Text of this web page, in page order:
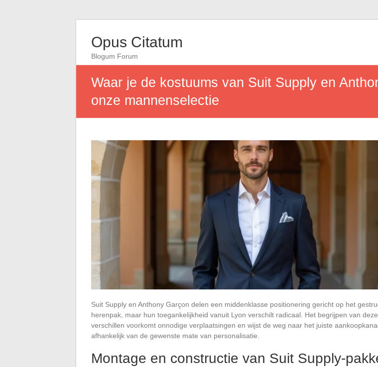
Opus Citatum
Blogum Forum
Waar je de kostuums van Suit Supply en
onze mannenselectie
Suit Supply en Anthony Garçon delen een middenklasse positionering gericht op het
herenpak, maar hun toegankelijkheid vanuit Lyon verschilt radicaal. Het begrijpen van deze
verschillen voorkomt onnodige verplaatsingen en wijst de weg naar het juiste
afhankelijk van de gewenste mate van personalisatie.
Montage en constructie van Suit Supply-